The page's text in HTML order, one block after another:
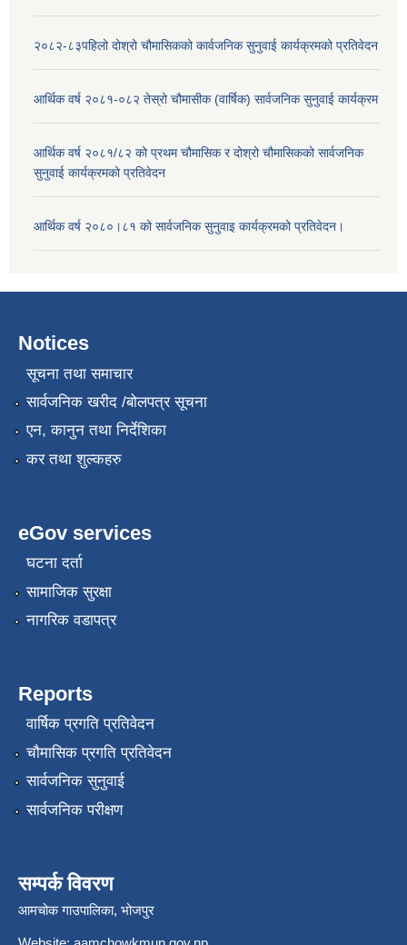
२०८२-८३पहिलो दोश्रो चौमासिकको कार्वजनिक सुनुवाई कार्यक्रमको प्रतिवेदन
आर्थिक वर्ष २०८१-०८२ तेस्रो चौमासीक (वार्षिक) सार्वजनिक सुनुवाई कार्यक्रम
आर्थिक वर्ष २०८१/८२ को प्रथम चौमासिक र दोश्रो चौमासिकको सार्वजनिक
सुनुवाई कार्यक्रमको प्रतिवेदन
आर्थिक वर्ष २०८०।८१ को सार्वजनिक सुनुवाइ कार्यक्रमको प्रतिवेदन।
Notices
सूचना तथा समाचार
सार्वजनिक खरीद /बोलपत्र सूचना
एन, कानुन तथा निर्देशिका
कर तथा शुल्कहरु
eGov services
घटना दर्ता
सामाजिक सुरक्षा
नागरिक वडापत्र
Reports
वार्षिक प्रगति प्रतिवेदन
चौमासिक प्रगति प्रतिवेदन
सार्वजनिक सुनुवाई
सार्वजनिक परीक्षण
सम्पर्क विवरण
आमचोक गाउपालिका, भोजपुर